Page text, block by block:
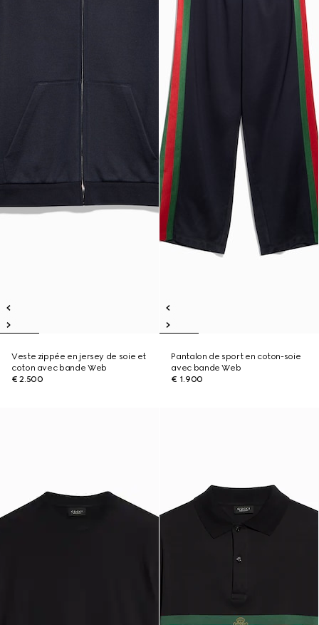
Veste zippée en jersey de soie et
coton avec bande Web
€ 2.500
Pantalon de sport en coton-soie
avec bande Web
€ 1.900